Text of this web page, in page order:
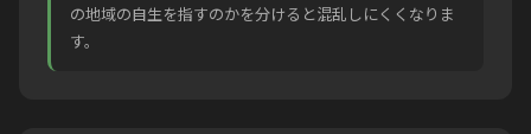
の地域の自生を指すのかを分けると混乱しにくくなりま
す。